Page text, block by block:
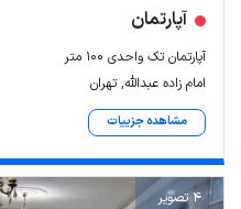
آپارتمان
آپارتمان تک واحدی ۱۰۰ متر
امام زاده عبدالله, تهران
مشاهده جزییات
4 تصویر